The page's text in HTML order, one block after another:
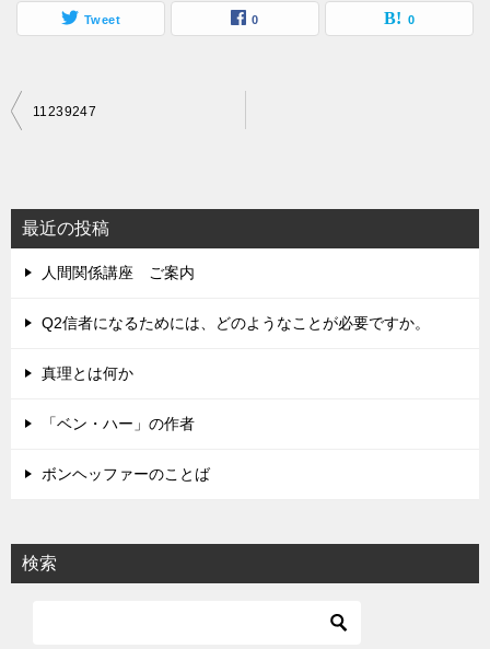
Tweet 0 0
投
ビ
ゲ
ー
シ
11239247
最近の投稿
人間関係講座 ご案内
Q2信者になるためには、どのようなことが必要ですか。
真理とは何か
「ベン・ハー」の作者
ボンヘッファーのことば
検索